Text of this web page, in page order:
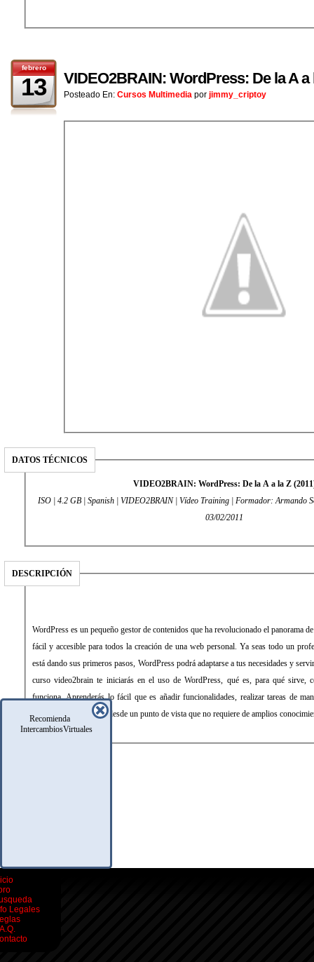
Recomienda
IntercambiosVirtuales
febrero
13 VIDEO2BRAIN: WordPress: De la A a
Posteado En: Cursos Multimedia por jimmy_criptoy
DATOS TÉCNICOS
VIDEO2BRAIN: WordPress: De la A a la Z
ISO | 4.2 GB | Spanish | VIDEO2BRAIN | Vídeo Training | Formador: Armando
03/02/2011
DESCRIPCIÓN
WordPress es un pequeño gestor de contenidos que ha revolucionado el panorama
fácil y accesible para todos la creación de una web personal. Ya seas todo un
está dando sus primeros pasos, WordPress podrá adaptarse a tus necesidades y
curso video2brain te iniciarás en el uso de WordPress, qué es, para qué sirve,
funciona. Aprenderás lo fácil que es añadir funcionalidades, realizar tareas de
spam. Todo, explicado desde un punto de vista que no requiere de amplios
Legales